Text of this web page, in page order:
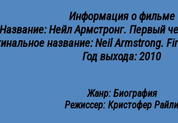
Информация о фильме
Название: Нейл Армстронг. Первый
название: Neil Armstrong.
Год выхода: 2010
Жанр: Биография
Режиссер: Кристофер Райли